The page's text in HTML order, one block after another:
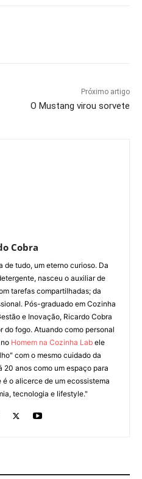
Próximo artigo
O Mustang virou sorvete
Cobra
de tudo, um eterno curioso. Da
nasceu o auxiliar de
tarefas compartilhadas; da
Pós-graduado em Cozinha
e Inovação, Ricardo Cobra
do fogo. Atuando como personal
Homem na Cozinha Labele
com o mesmo cuidado da
20 anos como um espaço para
o alicerce de um ecossistema
tecnologia e lifestyle."